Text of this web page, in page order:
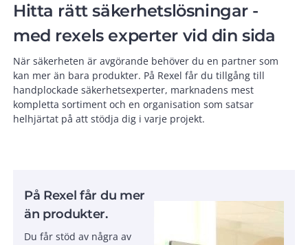
Hitta rätt säkerhetslösningar -
med rexels experter vid din sida
När säkerheten är avgörande behöver du en partner som
kan mer än bara produkter. På Rexel får du tillgång till
handplockade säkerhetsexperter, marknadens mest
kompletta sortiment och en organisation som satsar
helhjärtat på att stödja dig i varje projekt.
På Rexel får du mer
än produkter.
Du får stöd av några av